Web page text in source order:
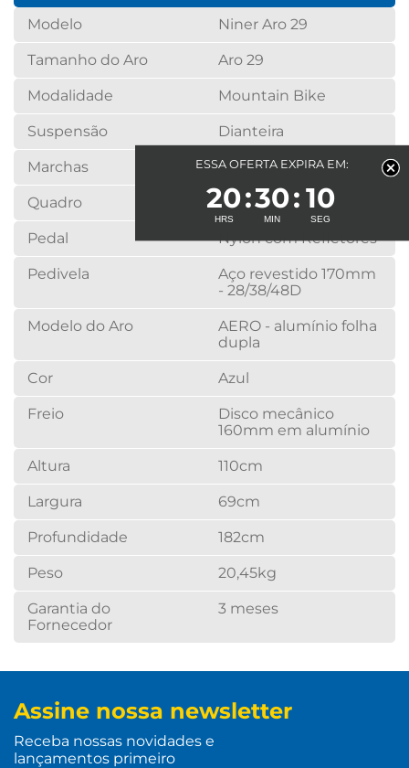
Modelo Niner Aro 29
Tamanho do Aro Aro 29
Modalidade Mountain Bike
Suspensão Dianteira
Marchas 21
Quadro Aço
Pedal Nylon com Refletores
Pedivela
Aço revestido 170mm
- 28/38/48D
Modelo do Aro
AERO - alumínio folha
dupla
Cor Azul
Freio
Disco mecânico
160mm em alumínio
Altura 110cm
Largura 69cm
Profundidade 182cm
Peso 20,45kg
Garantia do
Fornecedor
3 meses
Assine nossa newsletter
Receba nossas novidades e
lançamentos primeiro
ESSA OFERTA EXPIRA EM:
20 30 10